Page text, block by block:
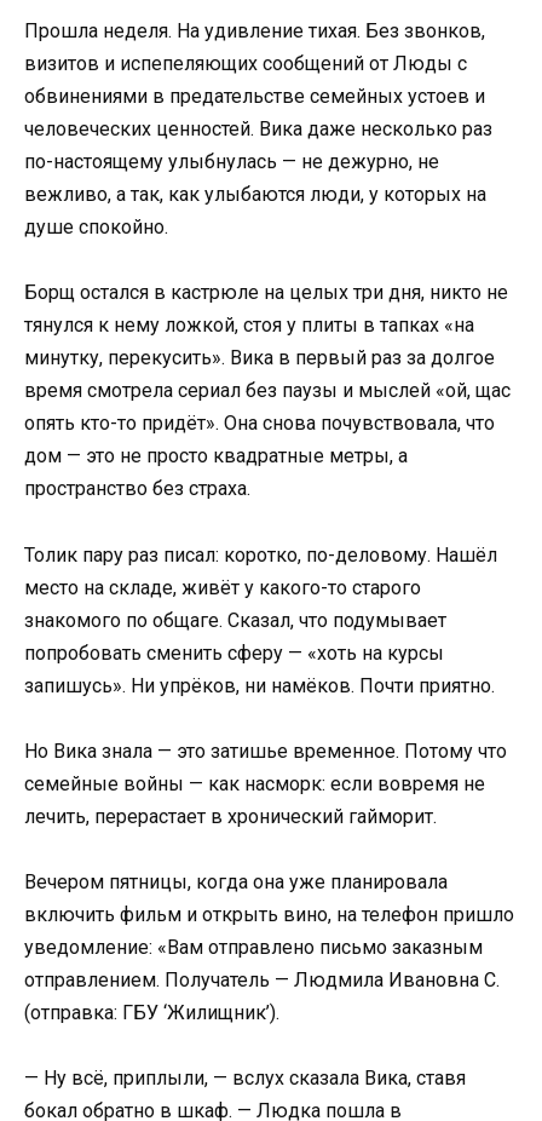
Прошла неделя. На удивление тихая. Без звонков,
визитов и испепеляющих сообщений от Люды с
обвинениями в предательстве семейных устоев и
человеческих ценностей. Вика даже несколько раз
по-настоящему улыбнулась — не дежурно, не
вежливо, а так, как улыбаются люди, у которых на
душе спокойно.
Борщ остался в кастрюле на целых три дня, никто не
тянулся к нему ложкой, стоя у плиты в тапках «на
минутку, перекусить». Вика в первый раз за долгое
время смотрела сериал без паузы и мыслей «ой, щас
опять кто-то придёт». Она снова почувствовала, что
дом — это не просто квадратные метры, а
пространство без страха.
Толик пару раз писал: коротко, по-деловому. Нашёл
место на складе, живёт у какого-то старого
знакомого по общаге. Сказал, что подумывает
попробовать сменить сферу — «хоть на курсы
запишусь». Ни упрёков, ни намёков. Почти приятно.
Но Вика знала — это затишье временное. Потому что
семейные войны — как насморк: если вовремя не
лечить, перерастает в хронический гайморит.
Вечером пятницы, когда она уже планировала
включить фильм и открыть вино, на телефон пришло
уведомление: «Вам отправлено письмо заказным
отправлением. Получатель — Людмила Ивановна С.
(отправка: ГБУ ‘Жилищник’).
— Ну всё, приплыли, — вслух сказала Вика, ставя
бокал обратно в шкаф. — Людка пошла в